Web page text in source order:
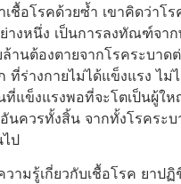
เชื้อโรคด้วยซ้ำ เขาคิดว่าโ
างหนึ่ง เป็นการลงทัณฑ์จาก
านต้องตายจากโรคระบาด
ที่ร่างกายไม่ได้แข็งแรง ไ
ที่แข็งแรงพอที่จะโตเป็นผู้ใ
นควรทั้งสิ้น จากทั้งโรคระ
ป
ามรู้เกี่ยวกับเชื้อโรค ยาป